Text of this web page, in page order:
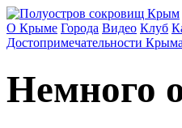
О Крыме Города Видео Клуб
Достопримечательности Крыма
Немного